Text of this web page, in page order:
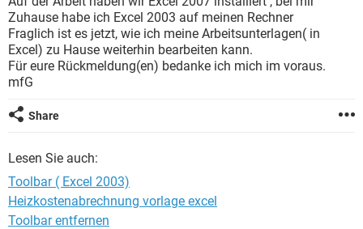
WHATSAPP TIKTOK
FACEBOOK HARDWARE
Zuhause habe ich Excel 2003 auf meinen Rechner
Fraglich ist es jetzt, wie ich meine Arbeitsunterlagen( in
Excel) zu Hause weiterhin bearbeiten kann.
Für eure Rückmeldung(en) bedanke ich mich im voraus.
mfG
Share
Lesen Sie auch:
Toolbar ( Excel 2003)
Heizkostenabrechnung vorlage excel
Toolbar entfernen